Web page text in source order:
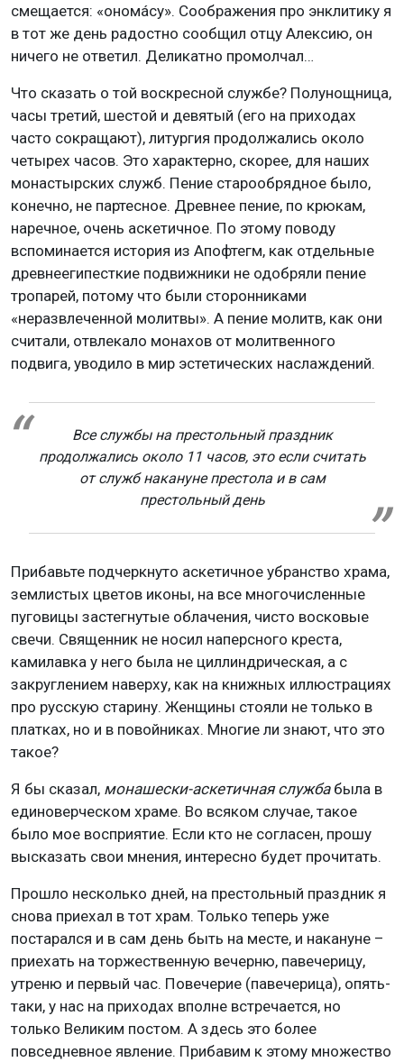
смещается: «ономáсу». Соображения про энклитику я
в тот же день радостно сообщил отцу Алексию, он
ничего не ответил. Деликатно промолчал…
Что сказать о той воскресной службе? Полунощница,
часы третий, шестой и девятый (его на приходах
часто сокращают), литургия продолжались около
четырех часов. Это характерно, скорее, для наших
монастырских служб. Пение старообрядное было,
конечно, не партесное. Древнее пение, по крюкам,
наречное, очень аскетичное. По этому поводу
вспоминается история из Апофтегм, как отдельные
древнеегипесткие подвижники не одобряли пение
тропарей, потому что были сторонниками
«неразвлеченной молитвы». А пение молитв, как они
считали, отвлекало монахов от молитвенного
подвига, уводило в мир эстетических наслаждений.
Все службы на престольный праздник
продолжались около 11 часов, это если считать
от служб накануне престола и в сам
престольный день
Прибавьте подчеркнуто аскетичное убранство храма,
землистых цветов иконы, на все многочисленные
пуговицы застегнутые облачения, чисто восковые
свечи. Священник не носил наперсного креста,
камилавка у него была не циллиндрическая, а с
закруглением наверху, как на книжных иллюстрациях
про русскую старину. Женщины стояли не только в
платках, но и в повойниках. Многие ли знают, что это
такое?
Я бы сказал, монашески-аскетичная службабыла в
единоверческом храме. Во всяком случае, такое
было мое восприятие. Если кто не согласен, прошу
высказать свои мнения, интересно будет прочитать.
Прошло несколько дней, на престольный праздник я
снова приехал в тот храм. Только теперь уже
постарался и в сам день быть на месте, и накануне –
приехать на торжественную вечерню, павечерицу,
утреню и первый час. Повечерие (павечерица), опять-
таки, у нас на приходах вполне встречается, но
только Великим постом. А здесь это более
повседневное явление. Прибавим к этому множество